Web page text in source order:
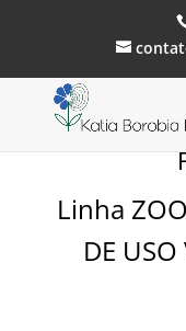
Linha
DE USO